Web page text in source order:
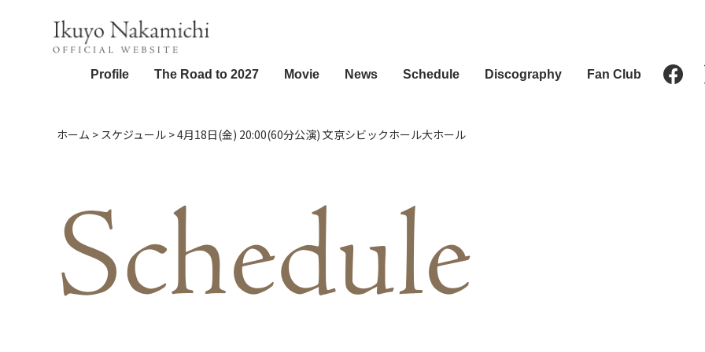
Profile The Road to 2027 Movie News Schedule Discography Fan Club
ホーム > スケジュール >4月18日(金) 20:00(60分公演) 文京シビックホール大ホール